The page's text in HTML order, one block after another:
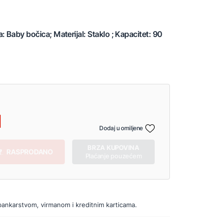
Baby bočica; Materijal: Staklo ; Kapacitet: 90
RASPRODANO
Dodaj u omiljene
virmanom i kreditnim karticama.